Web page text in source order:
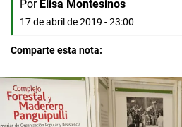
Por Elisa Montesinos
17 de abril de 2019 - 23:00
Comparte esta nota: